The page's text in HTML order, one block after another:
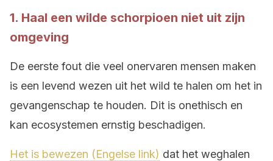
1. Haal een wilde schorpioen niet uit zijn
omgeving
De eerste fout die veel onervaren mensen maken
is een levend wezen uit het wild te halen om het in
gevangenschap te houden. Dit is onethisch en
kan ecosystemen ernstig beschadigen.
Het is bewezen (Engelse link) dat het weghalen